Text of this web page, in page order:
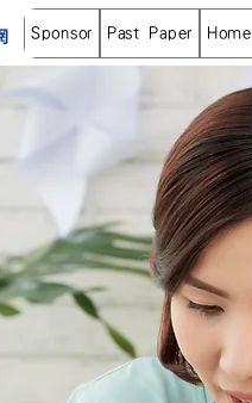
Sponsor Past Paper Home